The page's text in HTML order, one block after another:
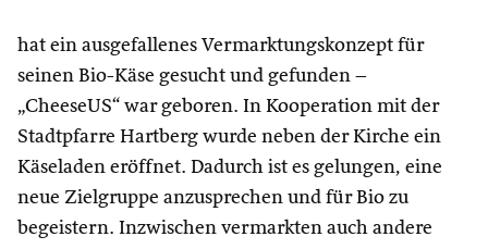
hat ein ausgefallenes Vermarktungskonzept für
seinen Bio-Käse gesucht und gefunden –
„CheeseUS“ war geboren. In Kooperation mit der
Stadtpfarre Hartberg wurde neben der Kirche ein
Käseladen eröffnet. Dadurch ist es gelungen, eine
neue Zielgruppe anzusprechen und für Bio zu
begeistern. Inzwischen vermarkten auch andere